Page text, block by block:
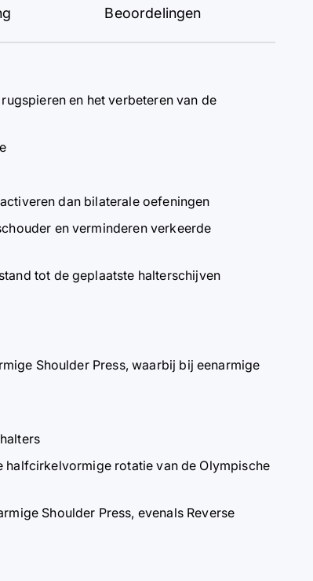
en het verbeteren van de
dan bilaterale oefeningen
en verminderen verkeerde
tot de geplaatste halterschijven
Shoulder Press, waarbij bij eenarmige
halfcirkelvormige rotatie van de Olympische
Shoulder Press, evenals Reverse
Beoordelingen